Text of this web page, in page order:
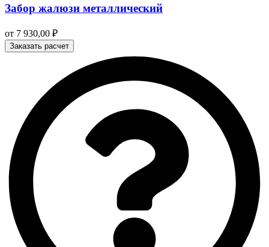
Забор жалюзи металлический
от 7 930,00 ₽
Заказать расчет